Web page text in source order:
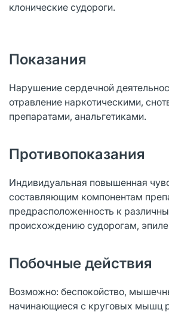
клонические судороги.
Показания
Нарушение сердечной
отравление наркотическими,
препаратами, анальгетиками.
Противопоказания
Индивидуальная повышенная
составляющим компонентам
предрасположенность к
происхождению судорогам,
Побочные действия
Возможно: беспокойство,
начинающиеся с круговых мышц